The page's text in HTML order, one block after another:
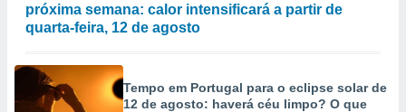
próxima semana: calor intensificará a partir de
quarta-feira, 12 de agosto
Tempo em Portugal para o eclipse solar de
12 de agosto: haverá céu limpo? O que